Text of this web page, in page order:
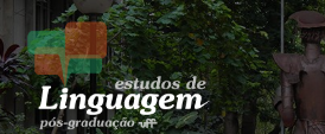
Skip
to
content